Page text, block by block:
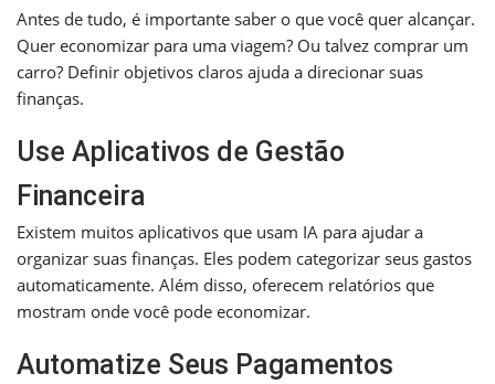
Antes de tudo, é importante saber o que você quer alcançar.
Quer economizar para uma viagem? Ou talvez comprar um
carro? Definir objetivos claros ajuda a direcionar suas
finanças.
Use Aplicativos de Gestão
Financeira
Existem muitos aplicativos que usam IA para ajudar a
organizar suas finanças. Eles podem categorizar seus gastos
automaticamente. Além disso, oferecem relatórios que
mostram onde você pode economizar.
Automatize Seus Pagamentos